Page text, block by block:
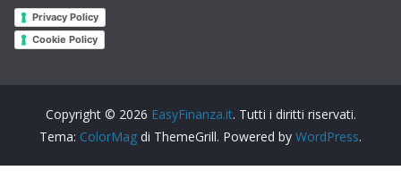
Privacy Policy
Cookie Policy
Copyright © 2026 EasyFinanza.it. Tutti i diritti riservati.
Tema: ColorMag di ThemeGrill. Powered by WordPress.